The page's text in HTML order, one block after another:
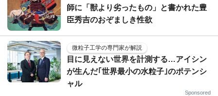
師に「獣より劣ったもの」と書かれた豊
臣秀吉のおぞましき性欲
微粒子工学の専門家が解説
目に見えない世界を計測する…アイシン
が生んだ｢世界最小の水粒子｣のポテンシ
ャル
Sponsored